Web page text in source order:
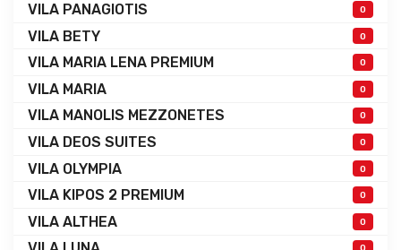
VILA PANAGIOTIS 0
VILA BETY 0
VILA MARIA LENA PREMIUM 0
VILA MARIA 0
VILA MANOLIS MEZZONETES 0
VILA DEOS SUITES 0
VILA OLYMPIA 0
VILA KIPOS 2 PREMIUM 0
VILA ALTHEA 0